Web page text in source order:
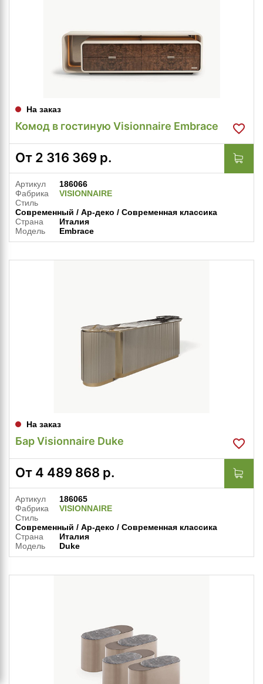
На заказ
Комод в гостиную Visionnaire Embrace
От 2 316 369 р.
Артикул
186066
Фабрика
VISIONNAIRE
Стиль
Современный / Ар-деко / Современная классика
Страна
Италия
Модель
Embrace
На заказ
Бар Visionnaire Duke
От 4 489 868 р.
Артикул
186065
Фабрика
VISIONNAIRE
Стиль
Современный / Ар-деко / Современная классика
Страна
Италия
Модель
Duke